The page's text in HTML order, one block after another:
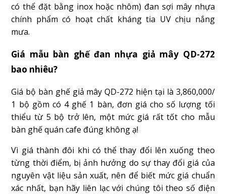
có thể đặt bằng inox hoặc nhôm) đan sợi mây nhựa
chính phẩm có hoạt chất kháng tia UV chịu nắng
mưa.
Giá mẫu bàn ghế đan nhựa giả mây QD-272
bao nhiêu?
Giá bộ bàn ghế giả mây QD-272 hiện tại là 3,860,000/
1 bộ gồm có 4 ghế 1 bàn, đơn giá cho số lượng tối
thiểu từ 5 bộ trở lên, một mức giá rất tốt cho mẫu
bàn ghế quán cafe đúng không ạ!
Vì giá thành đôi khi có thể thay đổi lên xuống theo
từng thời điểm, bị ảnh hưởng do sự thay đổi giá của
nguyên vật liệu sản xuất, nên để biết mức giá chuẩn
xác nhất, bạn hãy liên lạc với chúng tôi theo số điện